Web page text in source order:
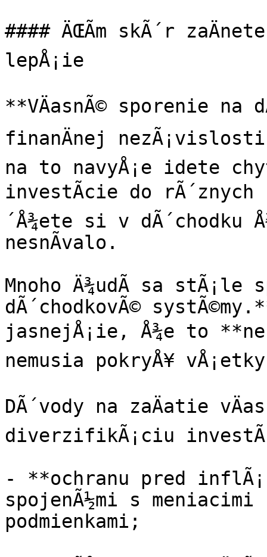
#### ÄŒÃ­m skÃ´r
lepÅ¡ie
**VÄasnÃ© sporenie na
finanÄnej
na to navyÅ¡e idete
investÃ­cie do rÃ´znych
´Å¾ete si v dÃ´chodku
nesnÃ­valo.
Mnoho Ä¾udÃ­ sa
dÃ´chodkovÃ©
jasnejÅ¡ie, Å¾e to
nemusia pokryÅ¥
DÃ´vody na zaÄatie
diverzifikÃ¡ciu
- **ochranu pred
spojenÃ½mi s meniacimi
podmienkami;